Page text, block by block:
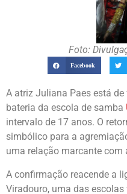
Foto:
Facebook
A atriz Juliana Paes está
bateria da escola de samba
intervalo de 17 anos. O
simbólico para a
uma relação marcante com
A confirmação reacende a
Viradouro, uma das